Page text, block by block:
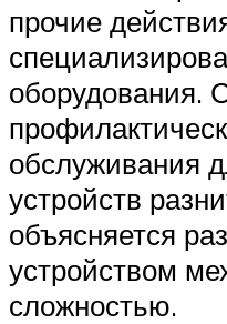
прочие
оборудования.
обслуживания
устройств
объясняется
устройством
сложностью.